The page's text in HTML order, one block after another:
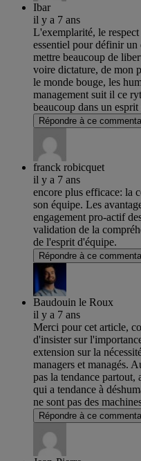
Ibar
il y a 7 ans
L'exemplarité, le
essentiel pour définir un
mettre beaucoup de
voire dictature, de mon
le monde bouge, les
management suit il ce
beaucoup dans un
Répondre à ce
franck robicquet
il y a 7 ans
encore plus efficace: la
son équipe. Les
engagement pro-actif
validation de la
de l'esprit d'équipe.
Répondre à ce
Baudouin le Roux
il y a 7 ans
Merci pour cet article,
d'insister sur
extension sur la
managers et managés.
pas la tendance partout,
qui a tendance à
ne sont pas des
Répondre à ce